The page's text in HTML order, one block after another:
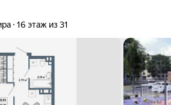
16 этаж из 31